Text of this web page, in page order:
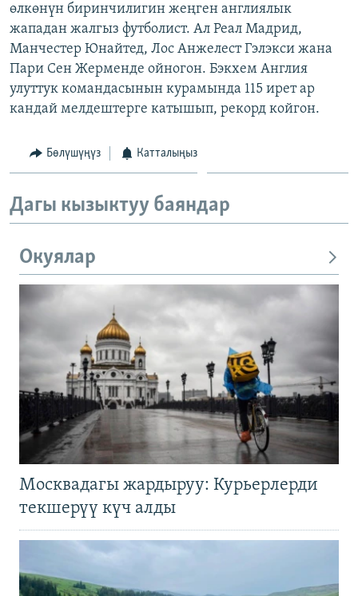
өлкөнүн биринчилигин жеңген англиялык
жападан жалгыз футболист. Ал Реал Мадрид,
Манчестер Юнайтед, Лос Анжелест Гэлэкси жана
Пари Сен Жерменде ойногон. Бэкхем Англия
улуттук командасынын курамында 115 ирет ар
кандай мелдештерге катышып, рекорд койгон.
Бөлүшүңүз Катталыңыз
Дагы кызыктуу баяндар
Окуялар
Москвадагы жардыруу: Курьерлерди
текшерүү күч алды